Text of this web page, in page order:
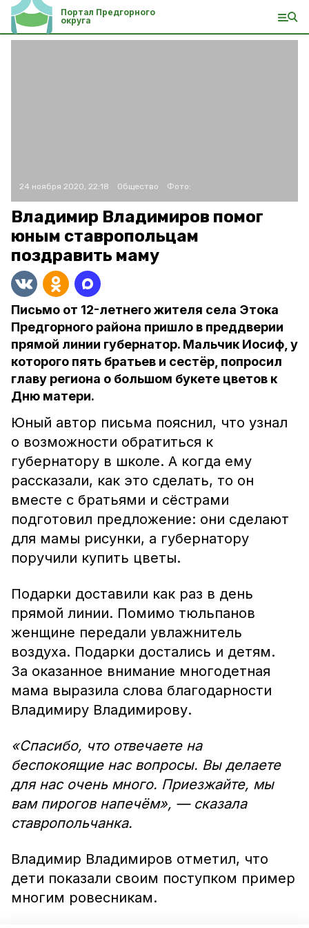
Портал Предгорного
округа
24 ноября 2020, 22:18 Общество Фото:
Владимир Владимиров помог
юным ставропольцам
поздравить маму
Письмо от 12-летнего жителя села Этока
Предгорного района пришло в преддверии
прямой линии губернатор. Мальчик Иосиф, у
которого пять братьев и сестёр, попросил
главу региона о большом букете цветов к
Дню матери.
Юный автор письма пояснил, что узнал
о возможности обратиться к
губернатору в школе. А когда ему
рассказали, как это сделать, то он
вместе с братьями и сёстрами
подготовил предложение: они сделают
для мамы рисунки, а губернатору
поручили купить цветы.
Подарки доставили как раз в день
прямой линии. Помимо тюльпанов
женщине передали увлажнитель
воздуха. Подарки достались и детям.
За оказанное внимание многодетная
мама выразила слова благодарности
Владимиру Владимирову.
«Спасибо, что отвечаете на
беспокоящие нас вопросы. Вы делаете
для нас очень много. Приезжайте, мы
вам пирогов напечём», — сказала
ставропольчанка.
Владимир Владимиров отметил, что
дети показали своим поступком пример
многим ровесникам.